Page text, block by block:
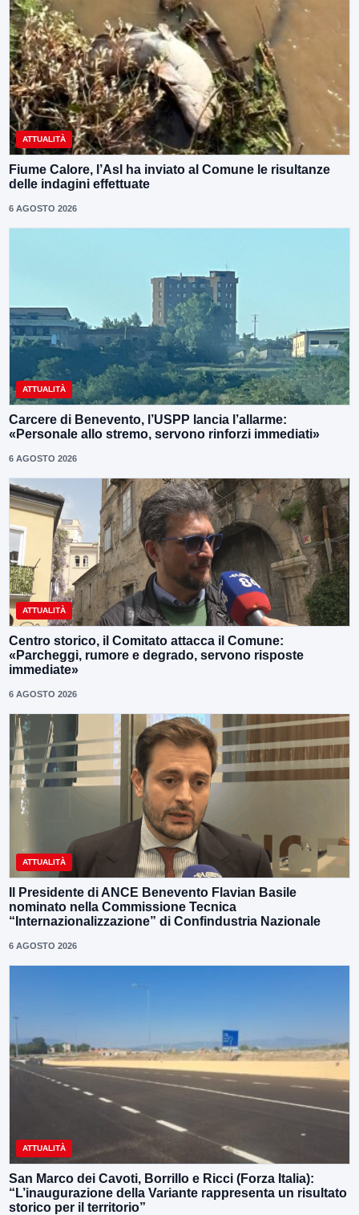
ATTUALITÀ
Fiume Calore, l’Asl ha inviato al Comune le risultanze
delle indagini effettuate
6 AGOSTO 2026
ATTUALITÀ
Carcere di Benevento, l’USPP lancia l’allarme:
«Personale allo stremo, servono rinforzi immediati»
6 AGOSTO 2026
ATTUALITÀ
Centro storico, il Comitato attacca il Comune:
«Parcheggi, rumore e degrado, servono risposte
immediate»
6 AGOSTO 2026
ATTUALITÀ
Il Presidente di ANCE Benevento Flavian Basile
nominato nella Commissione Tecnica
“Internazionalizzazione” di Confindustria Nazionale
6 AGOSTO 2026
ATTUALITÀ
San Marco dei Cavoti, Borrillo e Ricci (Forza Italia):
“L’inaugurazione della Variante rappresenta un risultato
storico per il territorio”